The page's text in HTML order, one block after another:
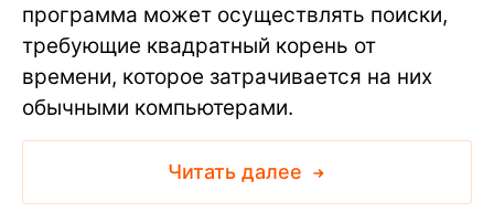
программа может осуществлять поиски,
требующие квадратный корень от
времени, которое затрачивается на них
обычными компьютерами.
Читать далее